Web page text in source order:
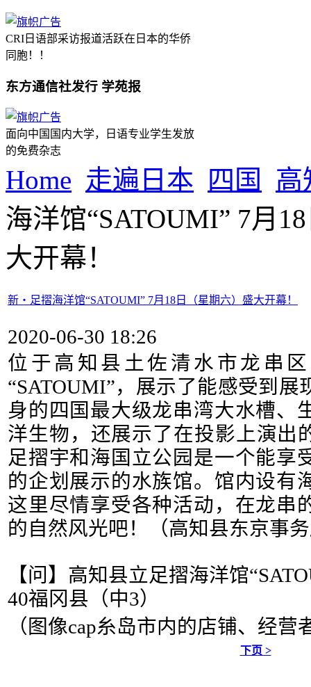
CRI日语部采访报道活跃在日本的华侨
同胞！！
东方通信社发行 学苑报
面向中国国内大学，日语专业学生发放
的免费杂志
Home 走遍日本 四国
高
海洋馆“SATOUMI” 7月
大开幕！
新・足摺海洋馆“SATOUMI” 7月18日（星期六）盛大开幕！
2020-06-30 18:26
位于高知县土佐清水市龙串
“SATOUMI”，展示了能感受到
身的四国最大级龙串湾大水槽、
洋生物，还展示了在投影上演出
足摺宇和海国立公园是一个能享
的企划展示的水族馆。馆内设有
这里尽情享受各种活动，在龙串
的自然风光吧！（高知县东京事
【问】高知县立足摺海洋馆
40福冈县（中3）
（图像cap糸岛市内的店铺、经
下页 >